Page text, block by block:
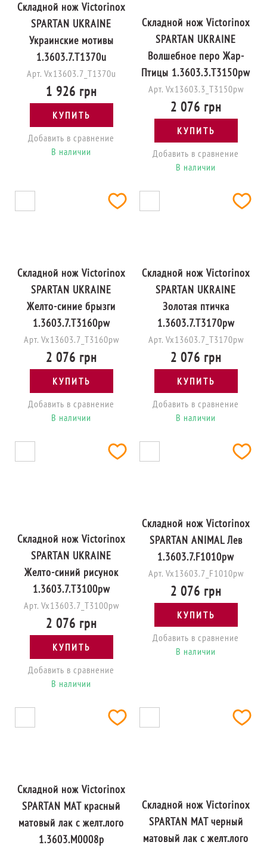
Складной нож Victorinox
SPARTAN UKRAINE
Украинские мотивы
1.3603.7.T1370u
Арт. Vx13603.7_T1370u
1 926 грн
КУПИТЬ
Добавить в сравнение
В наличии
Складной нож Victorinox
SPARTAN UKRAINE
Волшебное перо Жар-
Птицы 1.3603.3.T3150pw
Арт. Vx13603.3_T3150pw
2 076 грн
КУПИТЬ
Добавить в сравнение
В наличии
Складной нож Victorinox
SPARTAN UKRAINE
Желто-синие брызги
1.3603.7.T3160pw
Арт. Vx13603.7_T3160pw
2 076 грн
КУПИТЬ
Добавить в сравнение
В наличии
Складной нож Victorinox
SPARTAN UKRAINE
Золотая птичка
1.3603.7.T3170pw
Арт. Vx13603.7_T3170pw
2 076 грн
КУПИТЬ
Добавить в сравнение
В наличии
Складной нож Victorinox
SPARTAN UKRAINE
Желто-синий рисунок
1.3603.7.T3100pw
Арт. Vx13603.7_T3100pw
2 076 грн
КУПИТЬ
Добавить в сравнение
В наличии
Складной нож Victorinox
SPARTAN ANIMAL Лев
1.3603.7.F1010pw
Арт. Vx13603.7_F1010pw
2 076 грн
КУПИТЬ
Добавить в сравнение
В наличии
Складной нож Victorinox
SPARTAN MAT красный
матовый лак с желт.лого
1.3603.M0008p
Складной нож Victorinox
SPARTAN MAT черный
матовый лак с желт.лого